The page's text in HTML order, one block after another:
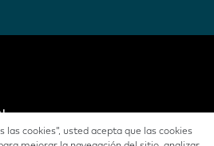
las cookies”, usted acepta que las cookies